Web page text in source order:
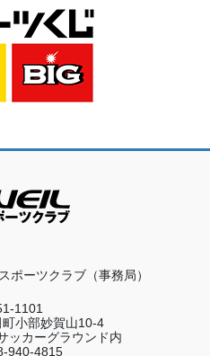
ポーツクラブ（事務局）
1101
小部妙賀山10-4
ッカーグラウンド内
940-4815